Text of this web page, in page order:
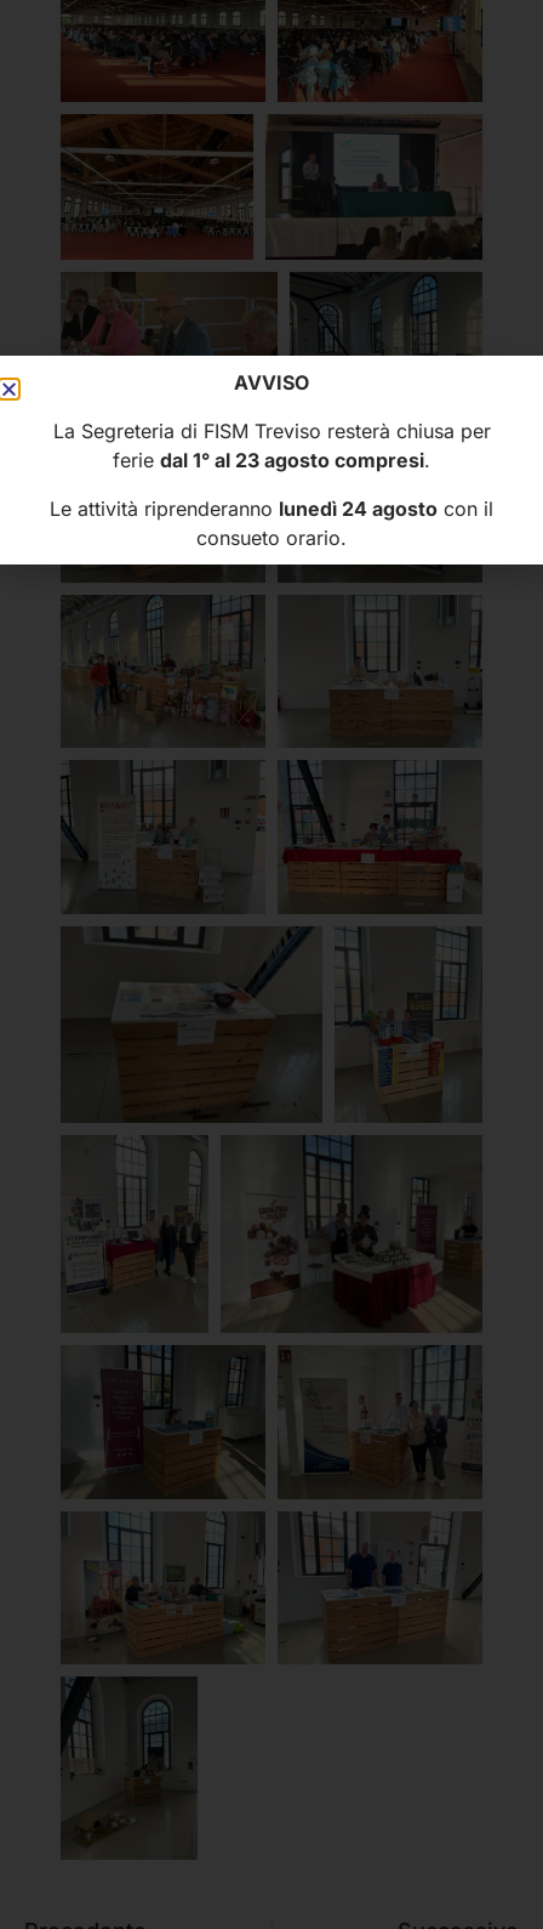
AVVISO
La Segreteria di FISM Treviso resterà chiusa per
ferie dal 1° al 23 agosto compresi.
Le attività riprenderanno lunedì 24 agosto con il
consueto orario.